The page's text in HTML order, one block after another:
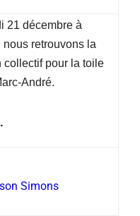
21 décembre à
retrouvons la
collectif pour la toile
André.
Simons